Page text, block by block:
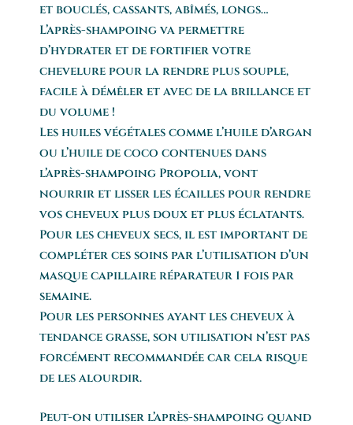
et bouclés, cassants, abîmés, longs…
L’après-shampoing va permettre
d’hydrater et de fortifier votre
chevelure pour la rendre plus souple,
facile à démêler et avec de la brillance et
du volume !
Les huiles végétales comme l’huile d’argan
ou l’huile de coco contenues dans
l’après-shampoing Propolia, vont
nourrir et lisser les écailles pour rendre
vos cheveux plus doux et plus éclatants.
Pour les cheveux secs, il est important de
compléter ces soins par l’utilisation d’un
masque capillaire réparateur 1 fois par
semaine.
Pour les personnes ayant les cheveux à
tendance grasse, son utilisation n’est pas
forcément recommandée car cela risque
de les alourdir.
Peut-on utiliser l’après-shampoing quand